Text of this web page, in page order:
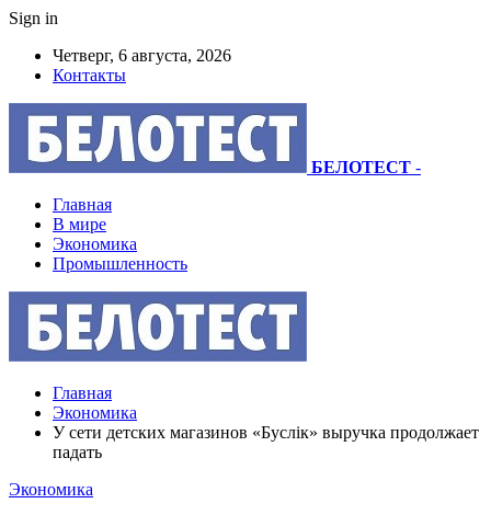
Sign in
Четверг, 6 августа, 2026
Контакты
БЕЛОТЕСТ -
Главная
В мире
Экономика
Промышленность
Главная
Экономика
У сети детских магазинов «Буслiк» выручка продолжает
падать
Экономика